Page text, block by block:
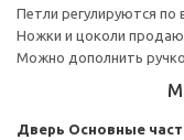
Петли регулируются по
Ножки и цоколи
Можно дополнить
Дверь Основные